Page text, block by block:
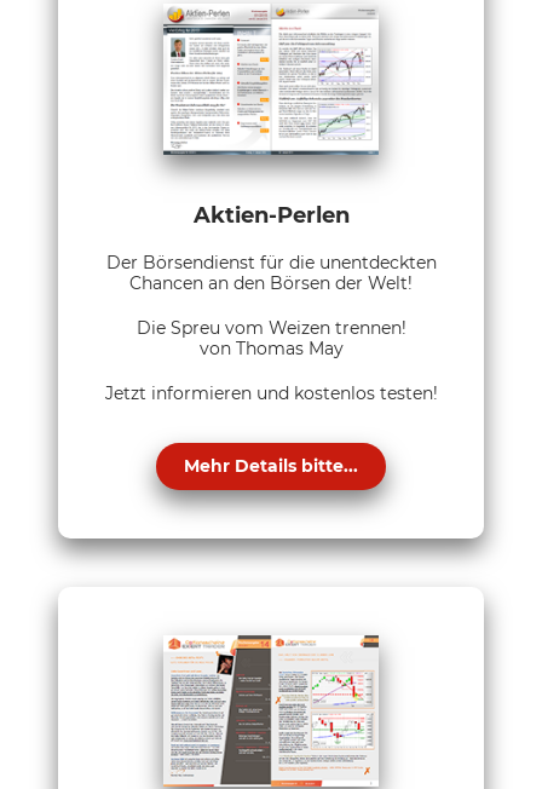
Aktien-Perlen
Der Börsendienst für die unentdeckten
Chancen an den Börsen der Welt!
Die Spreu vom Weizen trennen!
von Thomas May
Jetzt informieren und kostenlos testen!
Mehr Details bitte...